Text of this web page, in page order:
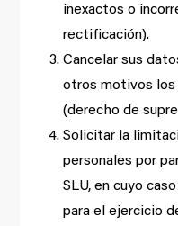
inexactos o
rectificación).
Cancelar sus
otros motivos los
(derecho de
Solicitar la
personales por
SLU, en cuyo
para el ejercicio